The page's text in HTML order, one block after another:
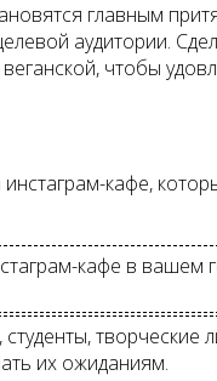
главным
аудитории.
чтобы
кафе,
кафе в вашем
творческие
их ожиданиям.